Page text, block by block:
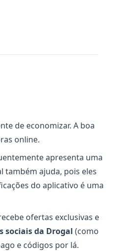
de economizar. A boa
online.
apresenta uma
também ajuda, pois eles
do aplicativo é uma
ofertas exclusivas e
sociais da Drogal (como
e códigos por lá.